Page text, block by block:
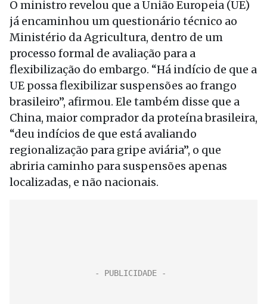
O ministro revelou que a União Europeia (UE)
já encaminhou um questionário técnico ao
Ministério da Agricultura, dentro de um
processo formal de avaliação para a
flexibilização do embargo. “Há indício de que a
UE possa flexibilizar suspensões ao frango
brasileiro”, afirmou. Ele também disse que a
China, maior comprador da proteína brasileira,
“deu indícios de que está avaliando
regionalização para gripe aviária”, o que
abriria caminho para suspensões apenas
localizadas, e não nacionais.